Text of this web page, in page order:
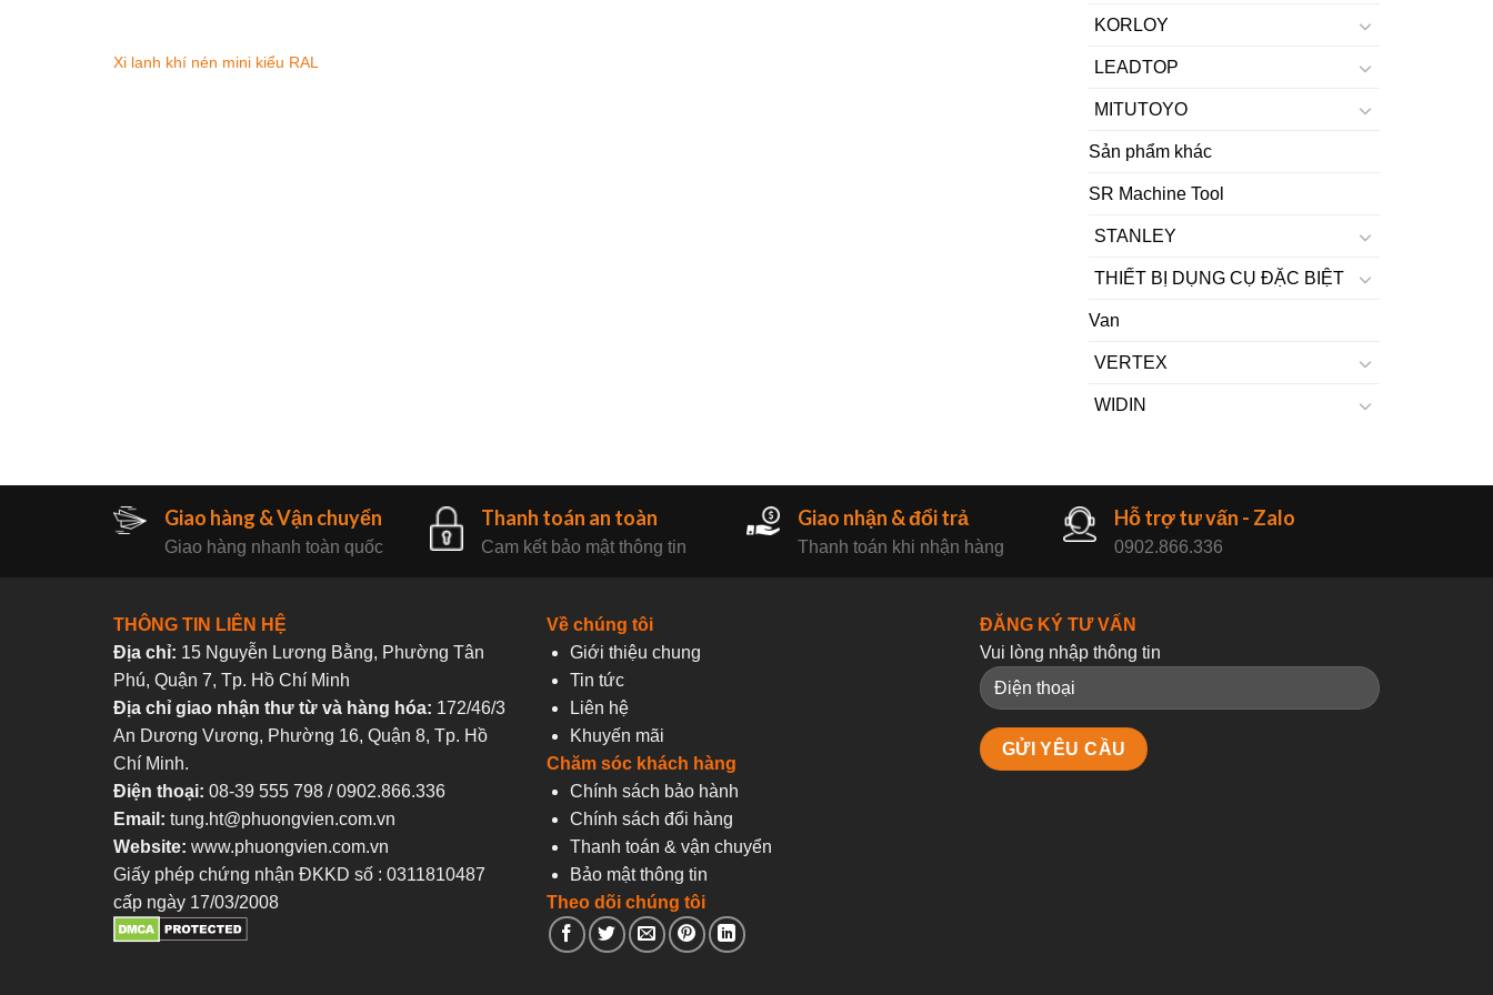
Xi lanh khí nén mini kiểu RAL
KORLOY
LEADTOP
MITUTOYO
Sản phẩm khác
SR Machine Tool
STANLEY
THIẾT BỊ DỤNG CỤ ĐẶC BIỆT
Van
VERTEX
WIDIN
Giao hàng & Vận chuyển
Giao hàng nhanh toàn quốc
Thanh toán an toàn
Cam kết bảo mật thông tin
Giao nhận & đổi trả
Thanh toán khi nhận hàng
Hỗ trợ tư vấn - Zalo
0902.866.336
THÔNG TIN LIÊN HỆ
Địa chỉ: 15 Nguyễn Lương Bằng, Phường Tân
Phú, Quận 7, Tp. Hồ Chí Minh
Địa chỉ giao nhận thư từ và hàng hóa: 172/46/3
An Dương Vương, Phường 16, Quận 8, Tp. Hồ
Chí Minh.
Điện thoại: 08-39 555 798 / 0902.866.336
Email: tung.ht@phuongvien.com.vn
Website: www.phuongvien.com.vn
Giấy phép chứng nhận ĐKKD số : 0311810487
cấp ngày 17/03/2008
Về chúng tôi
Giới thiệu chung
Tin tức
Liên hệ
Khuyến mãi
Chăm sóc khách hàng
Chính sách bảo hành
Chính sách đổi hàng
Thanh toán & vận chuyển
Bảo mật thông tin
Theo dõi chúng tôi
ĐĂNG KÝ TƯ VẤN
Vui lòng nhập thông tin